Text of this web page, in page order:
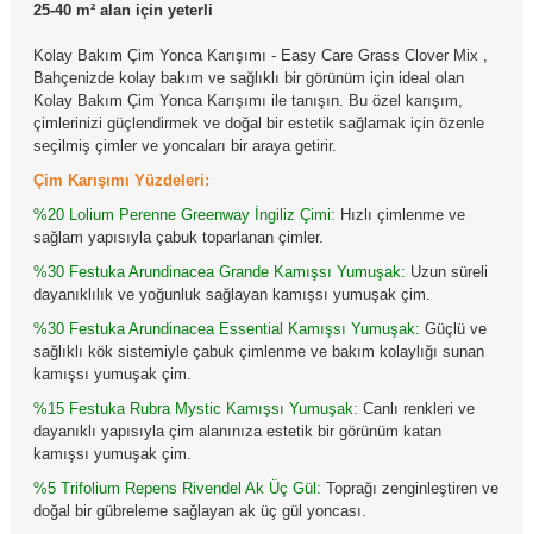
25-40 m² alan için yeterli
Kolay Bakım Çim Yonca Karışımı - Easy Care Grass Clover Mix ,
Bahçenizde kolay bakım ve sağlıklı bir görünüm için ideal olan
Kolay Bakım Çim Yonca Karışımı ile tanışın. Bu özel karışım,
çimlerinizi güçlendirmek ve doğal bir estetik sağlamak için özenle
seçilmiş çimler ve yoncaları bir araya getirir.
Çim Karışımı Yüzdeleri:
%20 Lolium Perenne Greenway İngiliz Çimi: Hızlı çimlenme ve
sağlam yapısıyla çabuk toparlanan çimler.
%30 Festuka Arundinacea Grande Kamışsı Yumuşak: Uzun süreli
dayanıklılık ve yoğunluk sağlayan kamışsı yumuşak çim.
%30 Festuka Arundinacea Essential Kamışsı Yumuşak: Güçlü ve
sağlıklı kök sistemiyle çabuk çimlenme ve bakım kolaylığı sunan
kamışsı yumuşak çim.
%15 Festuka Rubra Mystic Kamışsı Yumuşak: Canlı renkleri ve
dayanıklı yapısıyla çim alanınıza estetik bir görünüm katan
kamışsı yumuşak çim.
%5 Trifolium Repens Rivendel Ak Üç Gül: Toprağı zenginleştiren ve
doğal bir gübreleme sağlayan ak üç gül yoncası.